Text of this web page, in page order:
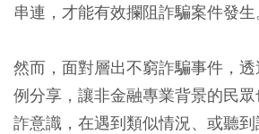
串連，才能有效攔阻詐騙案件發生
然而，面對層出不窮詐騙事件，
例分享，讓非金融專業背景的民
詐意識，在遇到類似情況、或聽